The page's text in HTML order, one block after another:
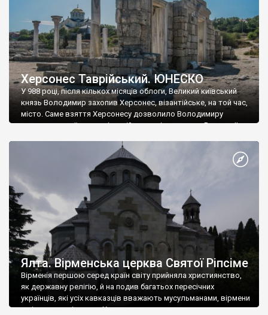
Херсонес Таврійський. ЮНЕСКО
У 988 році, після кількох місяців облоги, Великий київський
князь Володимир захопив Херсонес, візантійське, на той час,
місто. Саме взяття Херсонесу дозволило Володимиру
диктувати свої умови візантійському імператору Василю ІІ, та
Херсонесі Володимир-язичник, став Василем-християнином.
А потім було Хрещення Русі. На честь Херсонесу Таврійського
Ялта. Вірменська церква Святої Ріпсіме
Вірменія першою серед країн світу прийняла християнство,
як державну релігію, й на подив багатьох пересічних
українців, які усіх кавказців вважають мусульманами, вірмени
є відданими вірянами Христа